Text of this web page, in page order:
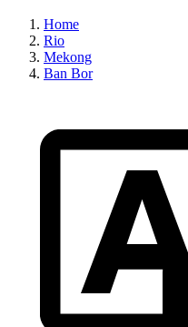
Home
Rio
Mekong
Ban Bor